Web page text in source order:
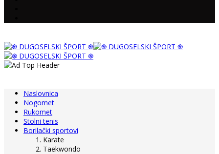
Naslovnica
Nogomet
Rukomet
Stolni tenis
Borilački sportovi
Karate
Taekwondo